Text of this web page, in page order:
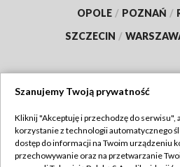
OPOLE / POZNAŃ /
SZCZECIN /
TVP
Abonament TVP
Regulamin
Szanujemy Twoją prywatność
Kliknij "Akceptuję i przechodzę do serwisu",
korzystanie z technologii automatycznego
dostęp do informacji na Twoim urządzeniu
przechowywanie oraz na przetwarzanie